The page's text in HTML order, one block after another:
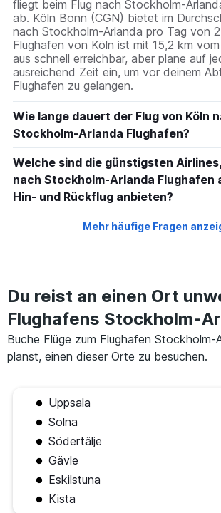
fliegt beim Flug nach Stockholm-
ab. Köln Bonn (CGN) bietet im
nach Stockholm-Arlanda pro Tag von
Flughafen von Köln ist mit 15,2 km
aus schnell erreichbar, aber plane auf
ausreichend Zeit ein, um vor deinem
Flughafen zu gelangen.
Wie lange dauert der Flug von Köln
Stockholm-Arlanda Flughafen?
Welche sind die günstigsten
nach Stockholm-Arlanda Flughafen
Hin- und Rückflug anbieten?
Mehr häufige Fragen
Du reist an einen Ort
Flughafens Stockholm-
Buche Flüge zum Flughafen Stockholm-
planst, einen dieser Orte zu besuchen.
Uppsala
Solna
Södertälje
Gävle
Eskilstuna
Kista